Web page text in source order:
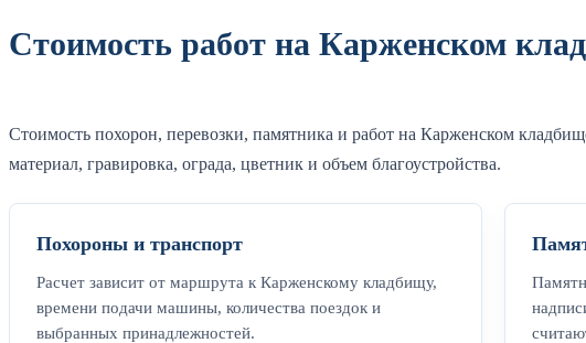
Стоимость работ на Карженском
Стоимость похорон, перевозки, памятника и работ на Карженском
материал, гравировка, ограда, цветник и объем благоустройства.
Похороны и транспорт
Расчет зависит от маршрута к Карженскому кладбищу,
времени подачи машины, количества поездок и
выбранных принадлежностей.